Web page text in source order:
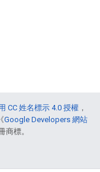
CC 姓名標示 4.0 授權 ，
Google Developers 網站
商標。